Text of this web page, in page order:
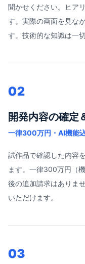
聞かせください。ヒア
す。実際の画面を見な
す。技術的な知識は一
02
開発内容の確定
一律300万円・AI機能
試作品で確認した内容
ます。一律300万円（
後の追加請求はありま
いただけます。
03